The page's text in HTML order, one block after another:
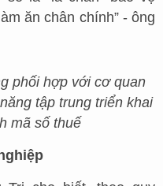
ăn chân chính” - ông
phối hợp với cơ quan
tập trung triển khai
mã số thuế